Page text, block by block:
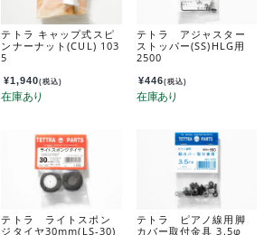
テトラ キャップ式スピ
ンナーナット(CUL) 103
5
¥1,940(税込)
テトラ アジャスター
ストッパー(SS)HLG用
2500
¥446(税込)
テトラ ライトスポン
ジタイヤ30mm(LS-30)
テトラ ピアノ線用脚
カバー取付金具 3.5φ